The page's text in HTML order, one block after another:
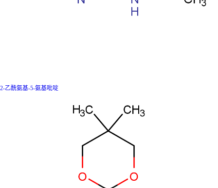
2-乙酰氨基-5-氨基吡啶